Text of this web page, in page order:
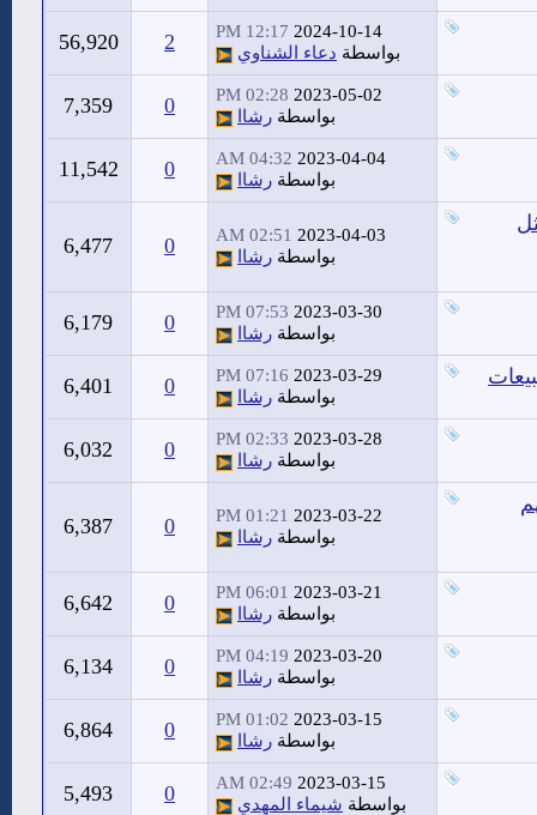
2024-10-14
12:17 PM
بواسطة دعاء الشناوي 2
56,920
2023-05-02
02:28 PM
بواسطة رشاا 0
7,359
2023-04-04
04:32 AM
بواسطة رشاا 0
11,542
2023-04-03
02:51 AM
بواسطة رشاا 0
6,477
2023-03-30
07:53 PM
بواسطة رشاا 0
6,179
2023-03-29
07:16 PM
بواسطة رشاا 0
6,401
2023-03-28
02:33 PM
بواسطة رشاا 0
6,032
2023-03-22
01:21 PM
بواسطة رشاا 0
6,387
2023-03-21
06:01 PM
بواسطة رشاا 0
6,642
2023-03-20
04:19 PM
بواسطة رشاا 0
6,134
2023-03-15
01:02 PM
بواسطة رشاا 0
6,864
2023-03-15
02:49 AM
بواسطة شيماء المهدي 0
5,493